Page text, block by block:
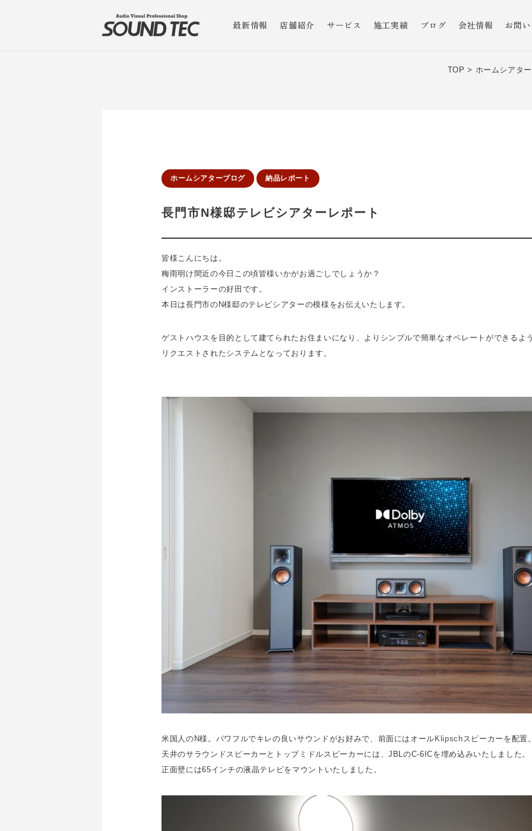
最新情報 店舗紹介 サービス 施工実績 ブログ 会社情報 お問
TOP > ホームシアタ
ホームシアターブログ 納品レポート
長門市N様邸テレビシアターレポート
皆様こんにちは。
梅雨明け間近の今日この頃皆様いかがお過ごしでしょうか？
インストーラーの好田です。
本日は長門市のN様邸のテレビシアターの模様をお伝えいたします。
ゲストハウスを目的として建てられたお住まいになり、よりシンプルで簡単なオペレートができるよ
リクエストされたシステムとなっております。
米国人のN様。パワフルでキレの良いサウンドがお好みで、前面にはオール Klipsch スピーカーを配置
天井のサラウンドスピーカーとトップミドルスピーカーには、JBLのC-6ICを埋め込みいたしました。
正面壁には65インチの液晶テレビをマウントいたしました。